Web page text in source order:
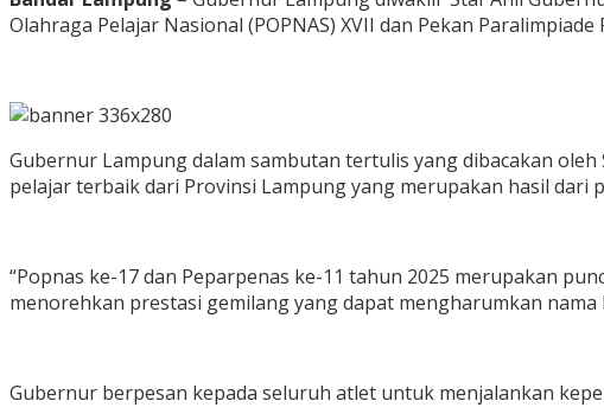
Olahraga Pelajar Nasional (POPNAS) XVII dan Pekan
Gubernur Lampung dalam sambutan tertulis yang dibacakan
pelajar terbaik dari Provinsi Lampung yang merupakan hasil dari
“Popnas ke-17 dan Peparpenas ke-11 tahun 2025 merupakan
menorehkan prestasi gemilang yang dapat mengharumkan
Gubernur berpesan kepada seluruh atlet untuk menjalankan